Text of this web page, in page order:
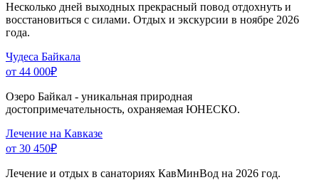
Несколько дней выходных прекрасный повод отдохнуть и
восстановиться с силами. Отдых и экскурсии в ноябре 2026
года.
Чудеса Байкала
от 44 000₽
Озеро Байкал - уникальная природная
достопримечательность, охраняемая ЮНЕСКО.
Лечение на Кавказе
от 30 450₽
Лечение и отдых в санаториях КавМинВод на 2026 год.